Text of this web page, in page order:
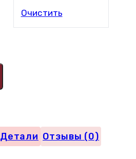
Очистить
Детали Отзывы (0)